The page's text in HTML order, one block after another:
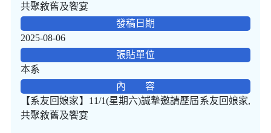
共聚敘舊及饗宴
發稿日期
2025-08-06
張貼單位
本系
內 容
【系友回娘家】11/1(星期六)誠摯邀請歷屆系友回娘家,
共聚敘舊及饗宴